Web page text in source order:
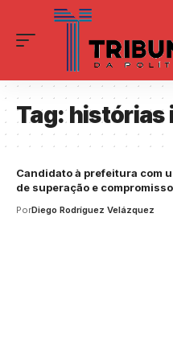
Tag:histórias
Candidato à prefeitura com
de superação e
PorDiego Rodríguez Velázquez